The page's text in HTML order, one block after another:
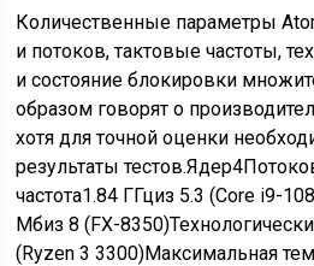
Количественные параметры
и потоков, тактовые частоты,
и состояние блокировки
образом говорят о
хотя для точной оценки
результаты
частота1.84 ГГциз 5.3 (Core i9-
Мбиз 8 (FX-
(Ryzen 3 3300)Максимальная